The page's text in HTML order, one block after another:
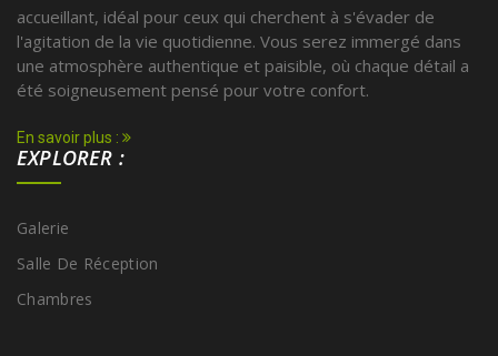
accueillant, idéal pour ceux qui cherchent à s'évader de
l'agitation de la vie quotidienne. Vous serez immergé dans
une atmosphère authentique et paisible, où chaque détail a
été soigneusement pensé pour votre confort.
En savoir plus :
EXPLORER :
Galerie
Salle De Réception
Chambres